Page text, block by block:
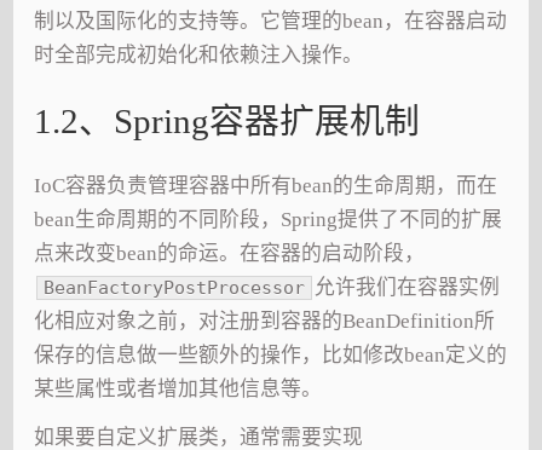
制以及国际化的支持等。它管理的bean，在容器启动
时全部完成初始化和依赖注入操作。
1.2、Spring容器扩展机制
IoC容器负责管理容器中所有bean的生命周期，而在
bean生命周期的不同阶段，Spring提供了不同的扩展
点来改变bean的命运。在容器的启动阶段，
BeanFactoryPostProcessor 允许我们在容器实例
化相应对象之前，对注册到容器的BeanDefinition所
保存的信息做一些额外的操作，比如修改bean定义的
某些属性或者增加其他信息等。
如果要自定义扩展类，通常需要实现